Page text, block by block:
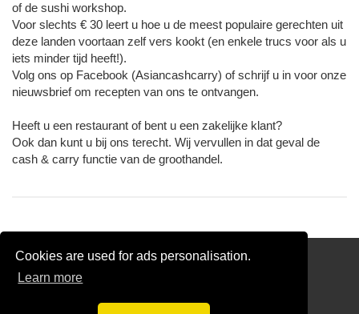
Cookies are used for ads personalisation.
Learn more
of de sushi workshop.
Voor slechts € 30 leert u hoe u de meest populaire gerechten uit
deze landen voortaan zelf vers kookt (en enkele trucs voor als u
iets minder tijd heeft!).
Volg ons op Facebook (Asiancashcarry) of schrijf u in voor onze
nieuwsbrief om recepten van ons te ontvangen.
Heeft u een restaurant of bent u een zakelijke klant?
Ook dan kunt u bij ons terecht. Wij vervullen in dat geval de
cash & carry functie van de groothandel.
Snackbar 🍟
Pizza 🍕